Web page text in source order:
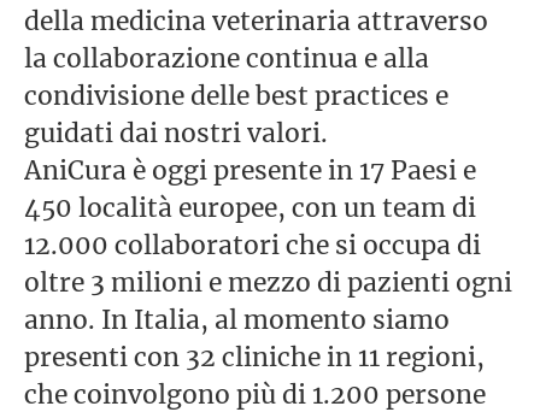
della medicina veterinaria attraverso
la collaborazione continua e alla
condivisione delle best practices e
guidati dai nostri valori.
AniCura è oggi presente in 17 Paesi e
450 località europee, con un team di
12.000 collaboratori che si occupa di
oltre 3 milioni e mezzo di pazienti ogni
anno. In Italia, al momento siamo
presenti con 32 cliniche in 11 regioni,
che coinvolgono più di 1.200 persone